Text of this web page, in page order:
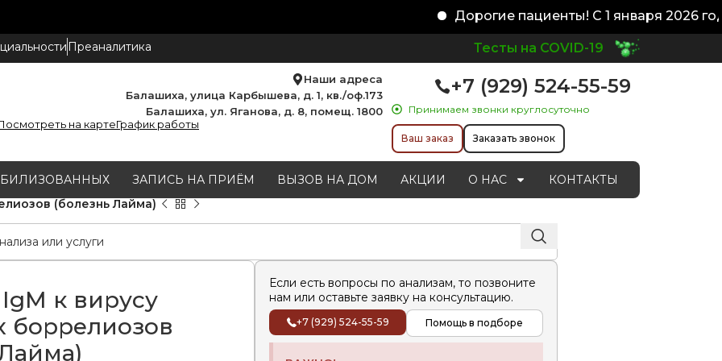
Дорогие пациенты! С 1 января 2026
Преаналитика Тесты на COVID-19
Наши адреса
Балашиха, улица Карбышева, д. 1, кв./оф.173
Балашиха, ул. Яганова, д. 8, помещ. 1800
на картеГрафик работы
+7 (929) 524-55-59
Принимаем звонки круглосуточно
Ваш заказ Заказать звонок
ЗАПИСЬ НА ПРИЁМ ВЫЗОВ НА ДОМ АКЦИИ О НАС
КОНТАКТЫ
(болезнь Лайма)
к вирусу
боррелиозов
Если есть вопросы по анализам, то позвоните
нам или оставьте заявку на консультацию.
+7 (929) 524-55-59 Помощь в подборе